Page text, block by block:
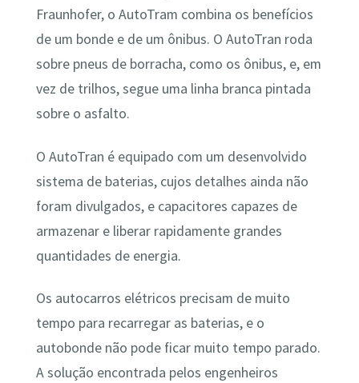
Fraunhofer, o AutoTram combina os benefícios
de um bonde e de um ônibus. O AutoTran roda
sobre pneus de borracha, como os ônibus, e, em
vez de trilhos, segue uma linha branca pintada
sobre o asfalto.
O AutoTran é equipado com um desenvolvido
sistema de baterias, cujos detalhes ainda não
foram divulgados, e capacitores capazes de
armazenar e liberar rapidamente grandes
quantidades de energia.
Os autocarros elétricos precisam de muito
tempo para recarregar as baterias, e o
autobonde não pode ficar muito tempo parado.
A solução encontrada pelos engenheiros